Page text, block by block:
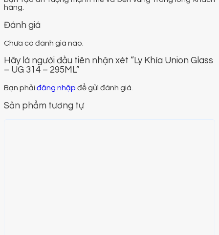
hàng.
Đánh giá
Chưa có đánh giá nào.
Hãy là người đầu tiên nhận xét “Ly Khía Union Glass
– UG 314 – 295ML”
Bạn phải đăng nhập để gửi đánh giá.
Sản phẩm tương tự